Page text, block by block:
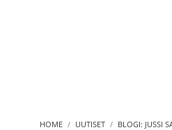
HOME UUTISET
BLOGI: JUSSI